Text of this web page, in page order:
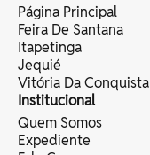
Página Principal
Feira De Santana
Itapetinga
Jequié
Vitória Da Conquista
Institucional
Quem Somos
Expediente